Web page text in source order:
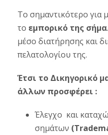
Το σημαντικότερο για
το εμπορικό της σήμα
μέσο διατήρησης και
πελατολογίου της.
Έτσι το Δικηγορικό
άλλων προσφέρει :
Έλεγχο και
σημάτων